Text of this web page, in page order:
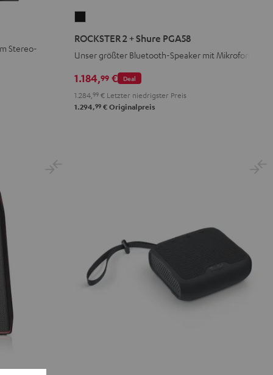
Stereo-
Shure
PGA58
Schwarz
ROCKSTER 2 + Shure PGA58
Unser größter Bluetooth-Speaker mit Mikrofon
Deal
1.184,99 €
1.284,99 € Letzter niedrigster Preis
1.294,99 € Originalpreis